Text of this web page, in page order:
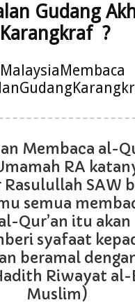
Gudang
Karangkraf ?
Membaca al-
RA
SAW
semua
Qur’an itu
syafaat
beramal
Riwayat
Muslim)